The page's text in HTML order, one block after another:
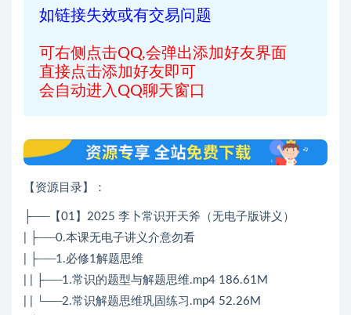
如链接失效或有交易问题
可右侧点击QQ,会弹出添加好友界面
直接点击添加好友即可
会自动进入QQ聊天窗口
【资源目录】：
├──【01】2025 李卜常识开天斧（无电子版讲义）
| ├──0.本课无电子讲义介意勿看
| ├──1.必修1解题思维
| | ├──1.常识的题型与解题思维.mp4 186.61M
| | └──2.常识解题思维巩固练习.mp4 52.26M